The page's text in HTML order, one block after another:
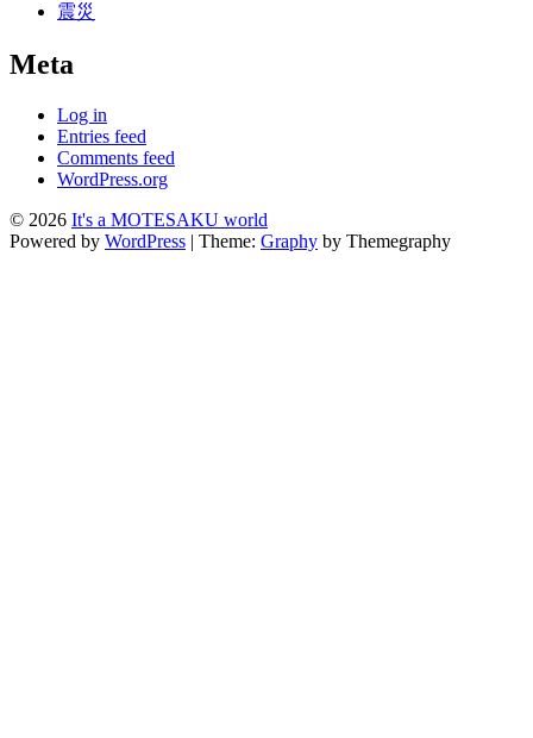
震災
Meta
Log in
Entries feed
Comments feed
WordPress.org
© 2026 It's a MOTESAKU world
Powered by WordPress | Theme: Graphy by Themegraphy